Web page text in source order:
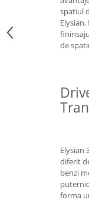
spatiul
de
Elysian
diferit
benzi
forma